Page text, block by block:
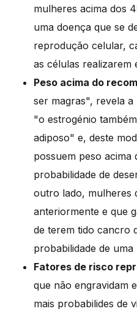
mulheres acima dos
uma doença que se
reprodução celular,
as células realizarem
Peso acima do
ser magras", revela
"o estrogénio
adiposo" e, deste
possuem peso acima
probabilidade de
outro lado, mulheres
anteriormente e que
de terem tido cancro
probabilidade de
Fatores de risco
que não engravidam
mais probabilides de